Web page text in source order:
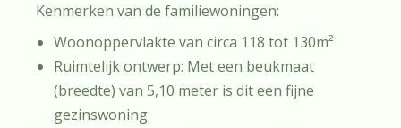
Kenmerken van de familiewoningen:
Woonoppervlakte van circa 118 tot 130m²
Ruimtelijk ontwerp: Met een beukmaat
(breedte) van 5,10 meter is dit een fijne
gezinswoning